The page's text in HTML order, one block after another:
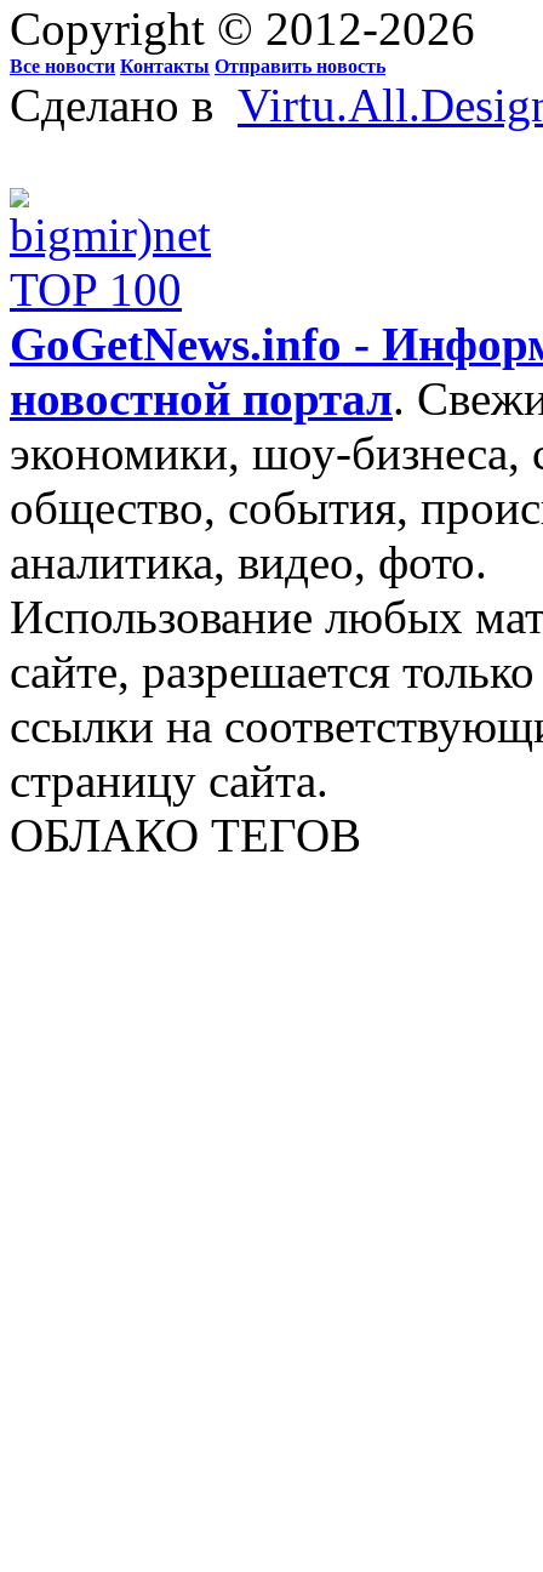
Copyright © 2012-2026
Все новости Контакты Отправить новость
Сделано в
GoGetNews.info -
новостной портал.
экономики, шоу-бизнеса,
общество, события,
аналитика, видео, фото.
Использование любых
сайте, разрешается
ссылки на
страницу сайта.
ОБЛАКО ТЕГОВ